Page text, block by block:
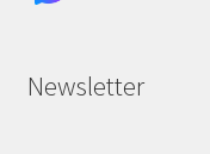
Newsletter